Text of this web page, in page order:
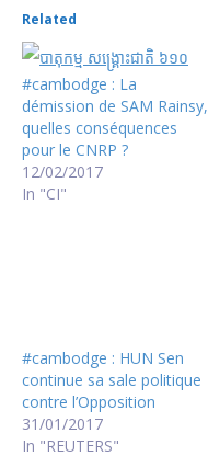
Related
#cambodge : La
démission de SAM Rainsy,
quelles conséquences
pour le CNRP ?
12/02/2017
In "CI"
#cambodge : HUN Sen
continue sa sale politique
contre l’Opposition
31/01/2017
In "REUTERS"